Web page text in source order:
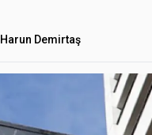
Harun Demirtaş